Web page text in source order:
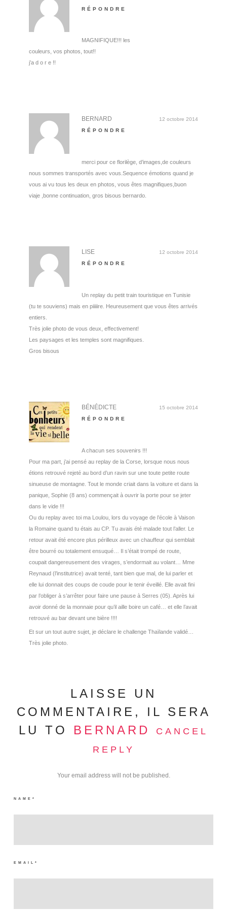
RÉPONDRE
MAGNIFIQUE!!! les
couleurs, vos photos, tout!!
j’a d o r e !!
12 octobre 2014
BERNARD
RÉPONDRE
merci pour ce florilège, d’images,de couleurs
nous sommes transportés avec vous.Sequence émotions quand je
vous ai vu tous les deux en photos, vous êtes magnifiques,buon
viaje ,bonne continuation, gros bisous bernardo.
12 octobre 2014
LISE
RÉPONDRE
Un replay du petit train touristique en Tunisie
(tu te souviens) mais en piiiiire. Heureusement que vous êtes arrivés
entiers.
Très jolie photo de vous deux, effectivement!
Les paysages et les temples sont magnifiques.
Gros bisous
15 octobre 2014
BÉNÉDICTE
RÉPONDRE
A chacun ses souvenirs !!!
Pour ma part, j’ai pensé au replay de la Corse, lorsque nous nous
étions retrouvé rejeté au bord d’un ravin sur une toute petite route
sinueuse de montagne. Tout le monde criait dans la voiture et dans la
panique, Sophie (8 ans) commençait à ouvrir la porte pour se jeter
dans le vide !!!
Ou du replay avec toi ma Loulou, lors du voyage de l’école à Vaison
la Romaine quand tu étais au CP. Tu avais été malade tout l’aller. Le
retour avait été encore plus périlleux avec un chauffeur qui semblait
être bourré ou totalement ensuqué… Il s’était trompé de route,
coupait dangereusement des virages, s’endormait au volant… Mme
Reynaud (l’institutrice) avait tenté, tant bien que mal, de lui parler et
elle lui donnait des coups de coude pour le tenir éveillé. Elle avait fini
par l’obliger à s’arrêter pour faire une pause à Serres (05). Après lui
avoir donné de la monnaie pour qu’il aille boire un café… et elle l’avait
retrouvé au bar devant une bière !!!!
Et sur un tout autre sujet, je déclare le challenge Thaïlande validé…
Très jolie photo.
LAISSE UN
COMMENTAIRE, IL SERA
LU TO BERNARD
CANCEL
REPLY
Your email address will not be published.
NAME *
EMAIL *